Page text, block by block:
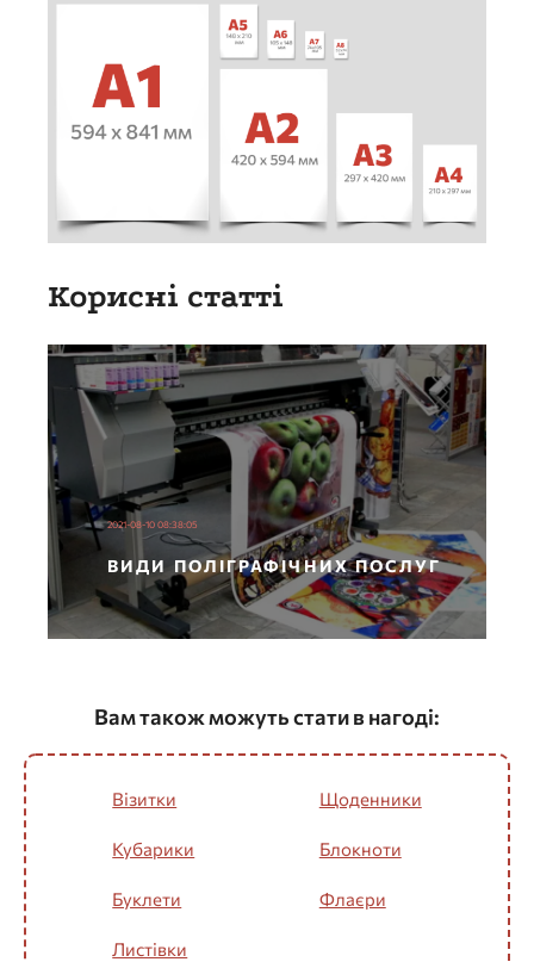
Корисні статті
2021-08-10 08:38:05
ВИДИ ПОЛІГРАФІЧНИХ ПОСЛУГ
Вам також можуть стати в нагоді:
Візитки
Кубарики
Буклети
Листівки
Щоденники
Блокноти
Флаєри